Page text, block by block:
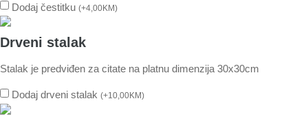
Dodaj čestitku (+4,00KM)
Drveni stalak
Stalak je predviđen za citate na platnu dimenzija 30x30cm
Dodaj drveni stalak (+10,00KM)